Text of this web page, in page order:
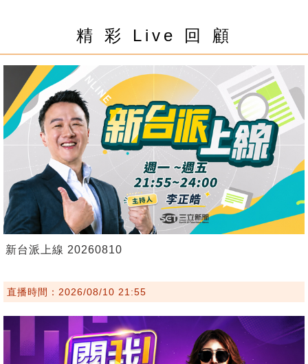
精 彩 Live 回 顧
新台派上線 20260810
直播時間：2026/08/10 21:55